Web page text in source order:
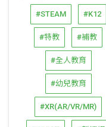
#STEAM #K12
#特教 #補教
#全人教育
#幼兒教育
#XR(AR/VR/MR)